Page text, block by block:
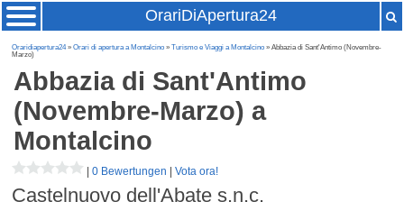
OrariDiApertura24
Oraridiapertura24»Orari di apertura a Montalcino »Turismo e Viaggi a Montalcino » Abbazia di Sant'Antimo (Novembre-
Marzo)
Abbazia di Sant'Antimo
(Novembre-Marzo) a
Montalcino
|0 Bewertungen |Vota ora!
Castelnuovo dell'Abate s.n.c.